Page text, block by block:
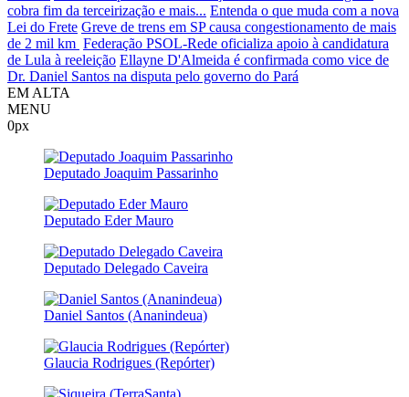
cobra fim da terceirização e mais... Entenda o que muda com a nova
Lei do Frete Greve de trens em SP causa congestionamento de mais
de 2 mil km Federação PSOL-Rede oficializa apoio à candidatura
de Lula à reeleição Ellayne D'Almeida é confirmada como vice de
Dr. Daniel Santos na disputa pelo governo do Pará
EM ALTA
MENU
0px
Deputado Joaquim Passarinho
Deputado Eder Mauro
Deputado Delegado Caveira
Daniel Santos (Ananindeua)
Glaucia Rodrigues (Repórter)